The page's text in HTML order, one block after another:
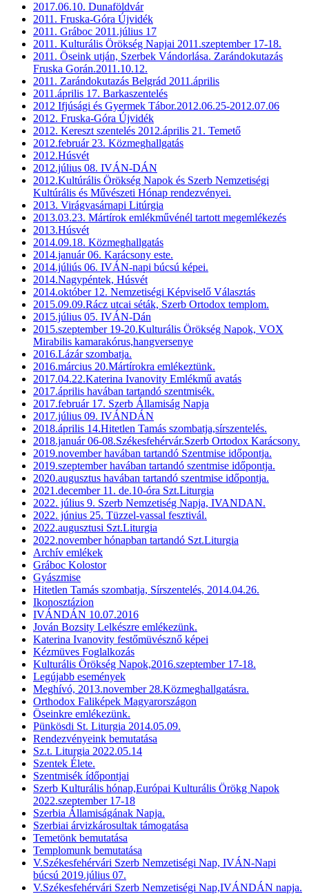
2017.06.10. Dunaföldvár
2011. Fruska-Góra Újvidék
2011. Gráboc 2011.július 17
2011. Kulturális Örökség Napjai 2011.szeptember 17-18.
2011. Öseink utján, Szerbek Vándorlása. Zarándokutazás
Fruska Gorán.2011.10.12.
2011. Zarándokutazás Belgrád 2011.április
2011.április 17. Barkaszentelés
2012 Ifjúsági és Gyermek Tábor.2012.06.25-2012.07.06
2012. Fruska-Góra Újvidék
2012. Kereszt szentelés 2012.április 21. Temető
2012.február 23. Közmeghallgatás
2012.Húsvét
2012.július 08. IVÁN-DÁN
2012.Kultúrális Örökség Napok és Szerb Nemzetiségi
Kultúrális és Művészeti Hónap rendezvényei.
2013. Virágvasárnapi Litúrgia
2013.03.23. Mártírok emlékművénél tartott megemlékezés
2013.Húsvét
2014.09.18. Közmeghallgatás
2014.január 06. Karácsony este.
2014.júliús 06. IVÁN-napi búcsú képei.
2014.Nagypéntek, Húsvét
2014.október 12. Nemzetiségi Képviselő Választás
2015.09.09.Rácz utcai séták, Szerb Ortodox templom.
2015.július 05. IVÁN-Dán
2015.szeptember 19-20.Kulturális Örökség Napok, VOX
Mirabilis kamarakórus,hangversenye
2016.Lázár szombatja.
2016.március 20.Mártírokra emlékeztünk.
2017.04.22.Katerina Ivanovity Emlékmű avatás
2017.április havában tartandó szentmisék.
2017.február 17. Szerb Államiság Napja
2017.július 09. IVÁNDÁN
2018.április 14.Hitetlen Tamás szombatja,sírszentelés.
2018.január 06-08.Székesfehérvár.Szerb Ortodox Karácsony.
2019.november havában tartandó Szentmise időpontja.
2019.szeptember havában tartandó szentmise időpontja.
2020.augusztus havában tartandó szentmise időpontja.
2021.december 11. de.10-óra Szt.Liturgia
2022. július 9. Szerb Nemzetiség Napja, IVANDAN.
2022. június 25. Tüzzel-vassal fesztivál.
2022.augusztusi Szt.Liturgia
2022.november hónapban tartandó Szt.Liturgia
Archív emlékek
Gráboc Kolostor
Gyászmise
Hitetlen Tamás szombatja, Sírszentelés, 2014.04.26.
Ikonosztázion
IVÁNDÁN 10.07.2016
Jován Bozsity Lelkészre emlékezünk.
Katerina Ivanovity festőmüvésznő képei
Kézmüves Foglalkozás
Kulturális Örökség Napok,2016.szeptember 17-18.
Legújabb események
Meghívó, 2013.november 28.Közmeghallgatásra.
Orthodox Faliképek Magyarországon
Öseinkre emlékezünk.
Pünkösdi St. Liturgia 2014.05.09.
Rendezvényeink bemutatása
Sz.t. Liturgia 2022.05.14
Szentek Élete.
Szentmisék ídőpontjai
Szerb Kulturális hónap,Európai Kulturális Örökg Napok
2022.szeptember 17-18
Szerbia Államiságának Napja.
Szerbiai árvizkárosultak támogatása
Temetönk bemutatása
Templomunk bemutatása
V.Székesfehérvári Szerb Nemzetiségi Nap, IVÁN-Napi
búcsú 2019.július 07.
V.Székesfehérvári Szerb Nemzetiségi Nap,IVÁNDÁN napja.